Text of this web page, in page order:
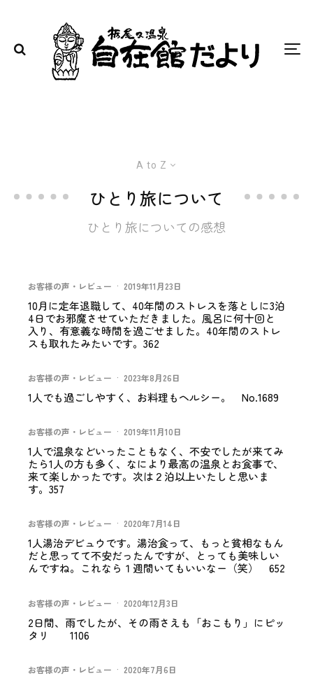
A to Z
ひとり旅について
ひとり旅についての感想
お客様の声・レビュー · 2019年11月23日
10月に定年退職して、40年間のストレスを落としに3泊
4日でお邪魔させていただきました。風呂に何十回と
入り、有意義な時間を過ごせました。40年間のストレ
スも取れたみたいです。362
お客様の声・レビュー · 2023年8月26日
1人でも過ごしやすく、お料理もヘルシー。 No.1689
お客様の声・レビュー · 2019年11月10日
1人で温泉などいったこともなく、不安でしたが来てみ
たら1人の方も多く、なにより最高の温泉とお食事で、
来て楽しかったです。次は２泊以上いたしと思いま
す。357
お客様の声・レビュー · 2020年7月14日
1人湯治デビュウです。湯治食って、もっと貧相なもん
だと思ってて不安だったんですが、とっても美味しい
んですね。これなら１週間いてもいいなー（笑） 652
お客様の声・レビュー · 2020年12月3日
2日間、雨でしたが、その雨さえも「おこもり」にピッ
タリ 1106
お客様の声・レビュー · 2020年7月6日